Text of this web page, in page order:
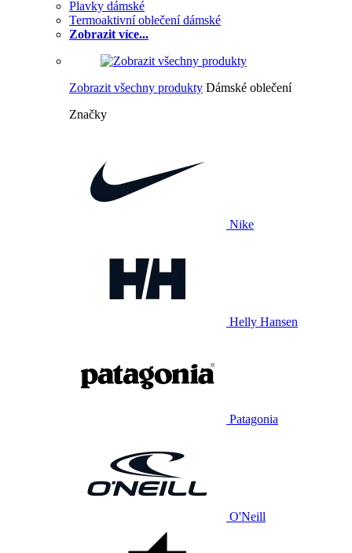
Plavky dámské
Termoaktivní oblečení dámské
Zobrazit více...
Zobrazit všechny produkty Dámské oblečení
Značky
Nike
Helly Hansen
Patagonia
O'Neill